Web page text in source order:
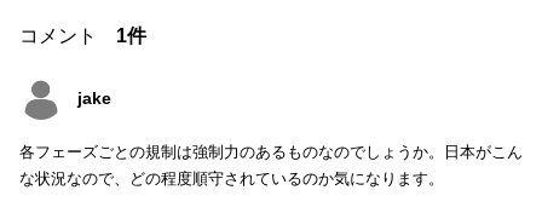
コメント 1件
jake
各フェーズごとの規制は強制力のあるものなのでしょうか。日本がこん
な状況なので、どの程度順守されているのか気になります。